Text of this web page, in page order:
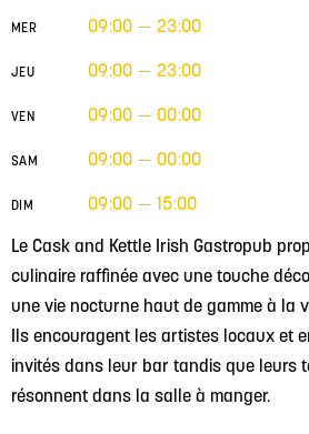
Le Cask and Kettle Irish Gastropub
culinaire raffinée avec une touche
une vie nocturne haut de gamme à la
Ils encouragent les artistes locaux et
invités dans leur bar tandis que leurs
résonnent dans la salle à manger.
MER 09:00 — 23:00
JEU 09:00 — 23:00
VEN 09:00 — 00:00
SAM 09:00 — 00:00
DIM 09:00 — 15:00